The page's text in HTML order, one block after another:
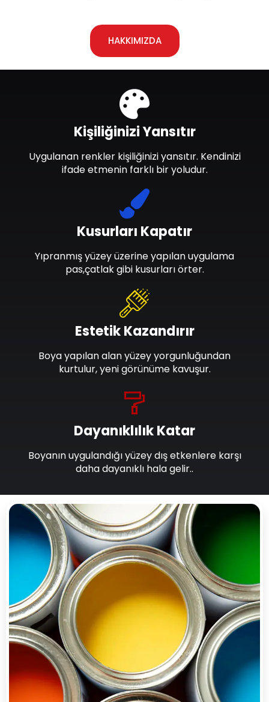
HAKKIMIZDA
Dayanıklılık Katar
Boyanın uygulandığı yüzey dış etkenlere karşı
daha dayanıklı hala gelir..
Estetik Kazandırır
Boya yapılan alan yüzey yorgunluğundan
kurtulur, yeni görünüme kavuşur.
Kusurları Kapatır
Yıpranmış yüzey üzerine yapılan uygulama
pas,çatlak gibi kusurları örter.
Kişiliğinizi Yansıtır
Uygulanan renkler kişiliğinizi yansıtır. Kendinizi
ifade etmenin farklı bir yoludur.